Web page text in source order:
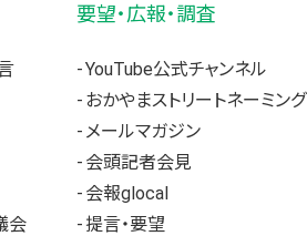
会
要望・広報・調査
YouTube公式チャンネル
おかやまストリートネーミング
メールマガジン
会頭記者会見
会報glocal
提言・要望